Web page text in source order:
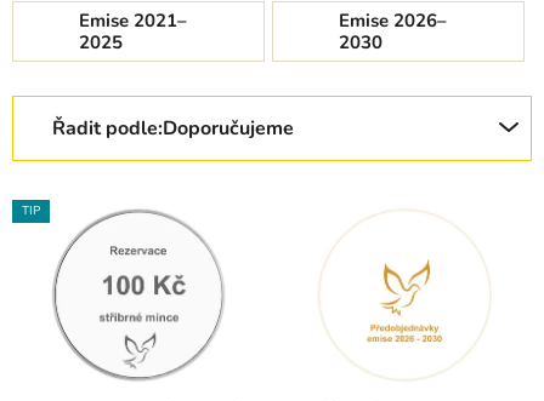
Emise 2021–
2025
Emise 2026–
2030
Řazení produktů
Řadit podle:Doporučujeme
Výpis produktů
TIP